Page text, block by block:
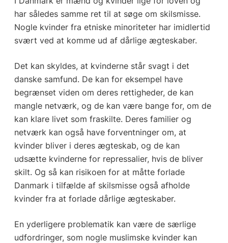
har således samme ret til at søge om skilsmisse.
Nogle kvinder fra etniske minoriteter har imidlertid
svært ved at komme ud af dårlige ægteskaber.
Det kan skyldes, at kvinderne står svagt i det
danske samfund. De kan for eksempel have
begrænset viden om deres rettigheder, de kan
mangle netværk, og de kan være bange for, om de
kan klare livet som fraskilte. Deres familier og
netværk kan også have forventninger om, at
kvinder bliver i deres ægteskab, og de kan
udsætte kvinderne for repressalier, hvis de bliver
skilt. Og så kan risikoen for at måtte forlade
Danmark i tilfælde af skilsmisse også afholde
kvinder fra at forlade dårlige ægteskaber.
En yderligere problematik kan være de særlige
udfordringer, som nogle muslimske kvinder kan